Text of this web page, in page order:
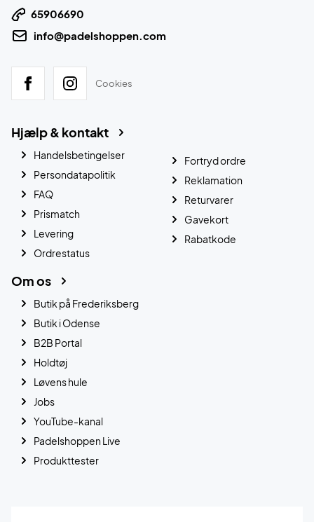
65906690
info@padelshoppen.com
Cookies
Hjælp & kontakt
Handelsbetingelser
Persondatapolitik
FAQ
Prismatch
Levering
Ordrestatus
Fortryd ordre
Reklamation
Returvarer
Gavekort
Rabatkode
Om os
Butik på Frederiksberg
Butik i Odense
B2B Portal
Holdtøj
Løvens hule
Jobs
YouTube-kanal
Padelshoppen Live
Produkttester